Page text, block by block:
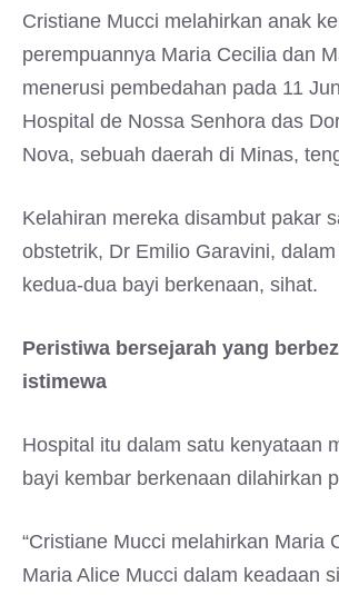
Cristiane Mucci melahirkan anak
perempuannya Maria Cecilia dan
menerusi pembedahan pada 11
Hospital de Nossa Senhora das
Nova, sebuah daerah di Minas,
Kelahiran mereka disambut pakar
obstetrik, Dr Emilio Garavini,
kedua-dua bayi berkenaan, sihat.
Peristiwa bersejarah yang
istimewa
Hospital itu dalam satu kenyataan
bayi kembar berkenaan dilahirkan
“Cristiane Mucci melahirkan Maria
Maria Alice Mucci dalam keadaan